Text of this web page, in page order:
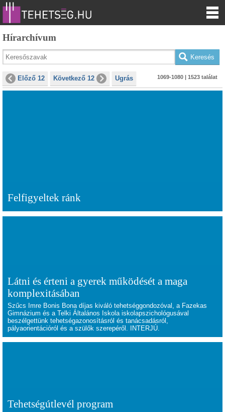
Hírarchívum
Előző 12 Következő 12 Ugrás 1069-1080 | 1523 találat
Felfigyeltek ránk
Látni és érteni a gyerek működését a maga
komplexitásában
Szűcs Imre Bonis Bona díjas kiváló tehetséggondozóval, a Fazekas
Gimnázium és a Telki Általános Iskola iskolapszichológusával
beszélgettünk tehetségazonosításról és tanácsadásról,
pályaorientációról és a szülők szerepéről. INTERJÚ.
Tehetségútlevél program